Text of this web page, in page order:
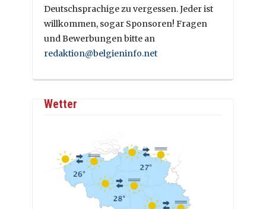
Deutschsprachige zu vergessen. Jeder ist
willkommen, sogar Sponsoren! Fragen
und Bewerbungen bitte an
redaktion@belgieninfo.net
Wetter